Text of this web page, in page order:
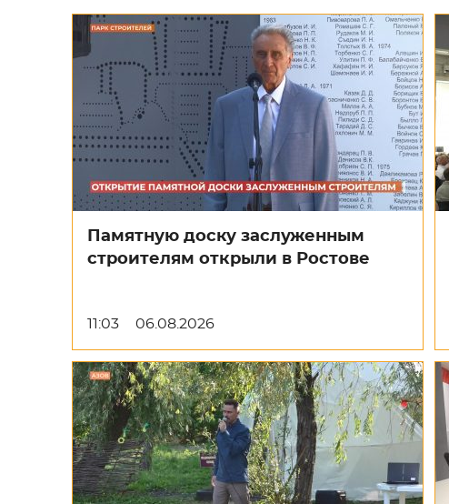
Памятную доску заслуженным
строителям открыли в Ростове
11:03 06.08.2026